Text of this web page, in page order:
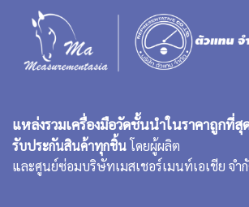
แหล่งรวมเครื่องมือวัดชั้นนำในราคาถูกที่สุ
รับประกันสินค้าทุกชิ้นโดยผู้ผลิต
และศูนย์ซ่อมบริษัทเมสเชอร์เมนท์เอเชีย จำ